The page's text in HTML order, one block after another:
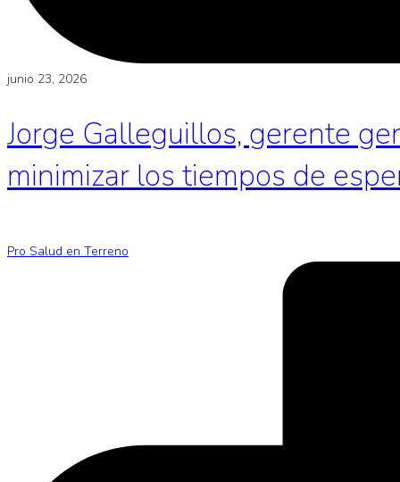
junio 23, 2026
Jorge Galleguillos, gerente
minimizar los tiempos de
Pro Salud en Terreno